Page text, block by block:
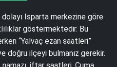
Isparta merkezine göre
göstermektedir. Bu
“Yalvaç ezan saatleri”
doğru ilçeyi bulmanız gerekir.